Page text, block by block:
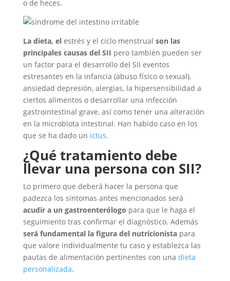
o de heces.
La dieta, el estrés y el ciclo menstrual son las
principales causas del SII pero también pueden ser
un factor para el desarrollo del SII eventos
estresantes en la infancia (abuso físico o sexual),
ansiedad depresión, alergias, la hipersensibilidad a
ciertos alimentos o desarrollar una infección
gastrointestinal grave, así como tener una alteración
en la microbiota intestinal. Han habido caso en los
que se ha dado un ictus.
¿Qué tratamiento debe
llevar una persona con SII?
Lo primero que deberá hacer la persona que
padezca los síntomas antes mencionados será
acudir a un gastroenterólogo para que le haga el
seguimiento tras confirmar el diagnóstico. Además
será fundamental la figura del nutricionistapara
que valore individualmente tu caso y establezca las
pautas de alimentación pertinentes con una dieta
personalizada.